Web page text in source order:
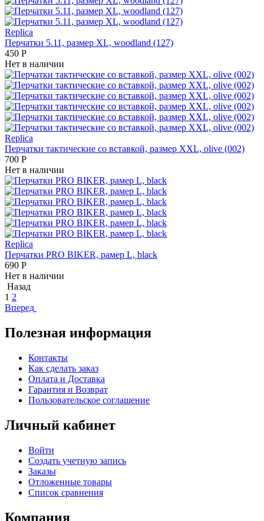
Replica
Перчатки 5.11, размер XL, woodland (127)
450 Р
Нет в наличии
Replica
Перчатки тактические со вставкой, размер XXL, olive (002)
700 Р
Нет в наличии
Replica
Перчатки PRO BIKER, рамер L, black
690 Р
Нет в наличии
Назад
1 2
Вперед
Полезная информация
Контакты
Как сделать заказ
Оплата и Доставка
Гарантия и Возврат
Пользовательское соглашение
Личный кабинет
Войти
Создать учетную запись
Заказы
Отложенные товары
Список сравнения
Компания